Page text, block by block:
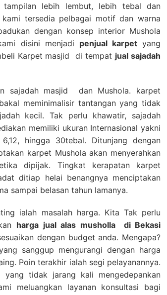
tampilan lebih lembut, lebih tebal dan
tersedia pelbagai motif dan warna
dengan konsep interior Mushola
disini menjadi penjual karpetyang
Karpet masjid di tempat jual sajadah
sajadah masjid dan Mushola. karpet
meminimalisir tantangan yang tidak
kecil. Tak perlu khawatir, sajadah
memiliki ukuran Internasional yakni
hingga 30tebal. Ditunjang dengan
karpet Mushola akan menyerahkan
dipijak. Tingkat kerapatan karpet
ditiap helai benangnya menciptakan
sampai belasan tahun lamanya.
ialah masalah harga. Kita Tak perlu
harga jual alas musholla
di Bekasi
dengan budget anda. Mengapa?
sanggup mengurangi dengan harga
Poin terakhir ialah segi pelayanannya.
yang tidak jarang kali mengedepankan
meluangkan layanan konsultasi bagi